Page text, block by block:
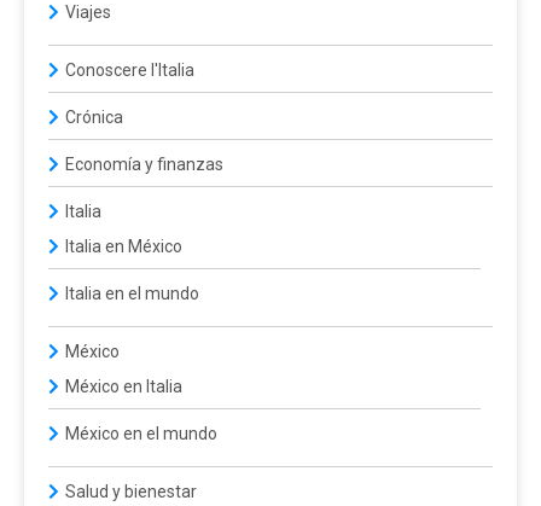
Viajes
Conoscere l'Italia
Crónica
Economía y finanzas
Italia
Italia en México
Italia en el mundo
México
México en Italia
México en el mundo
Salud y bienestar